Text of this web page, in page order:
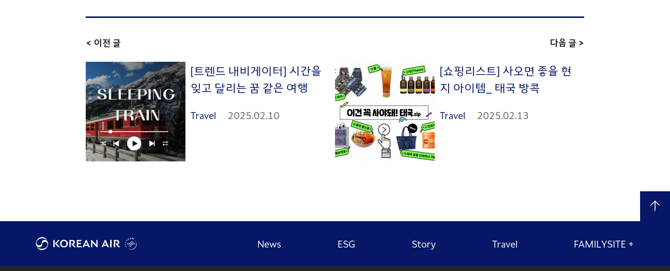
< 이전 글
[트렌드 내비게이터] 시간을
잊고 달리는 꿈 같은 여행
Travel 2025.02.10
다음 글 >
[쇼핑리스트] 사오면 좋을 현
지 아이템_ 태국 방콕
Travel 2025.02.13
News ESG Story Travel FAMILYSITE +